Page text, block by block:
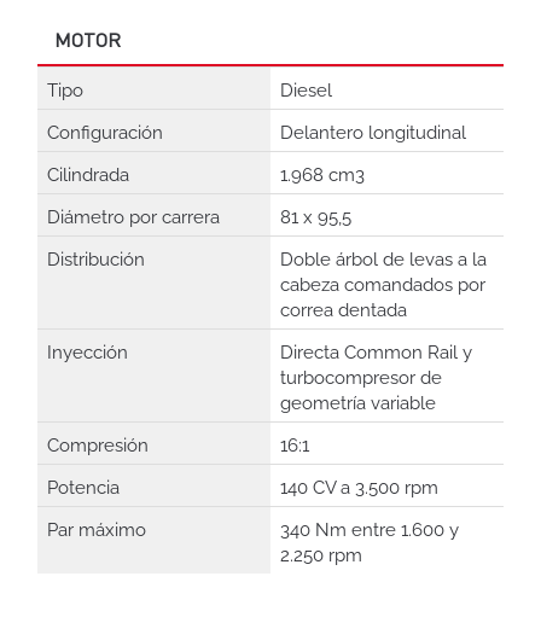
MOTOR
Tipo
Diesel
Configuración
Delantero longitudinal
Cilindrada
1.968 cm3
Diámetro por carrera
81 x 95,5
Distribución
Doble árbol de levas a la
cabeza comandados por
correa dentada
Inyección
Directa Common Rail y
turbocompresor de
geometría variable
Compresión
16:1
Potencia
140 CV a 3.500 rpm
Par máximo
340 Nm entre 1.600 y
2.250 rpm